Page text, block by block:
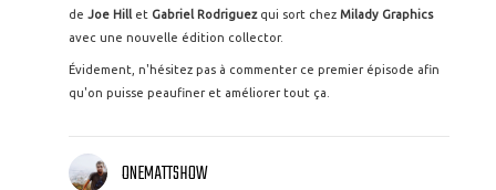
de Joe Hillet Gabriel Rodriguez qui sort chez Milady Graphics
avec une nouvelle édition collector.
Évidement, n'hésitez pas à commenter ce premier épisode afin
qu'on puisse peaufiner et améliorer tout ça.
ONEMATTSHOW